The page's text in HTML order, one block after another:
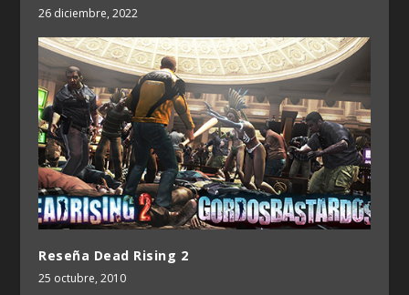
26 diciembre, 2022
Reseña Dead Rising 2
25 octubre, 2010